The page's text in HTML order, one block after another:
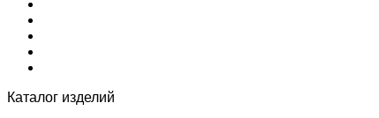
Каталог изделий